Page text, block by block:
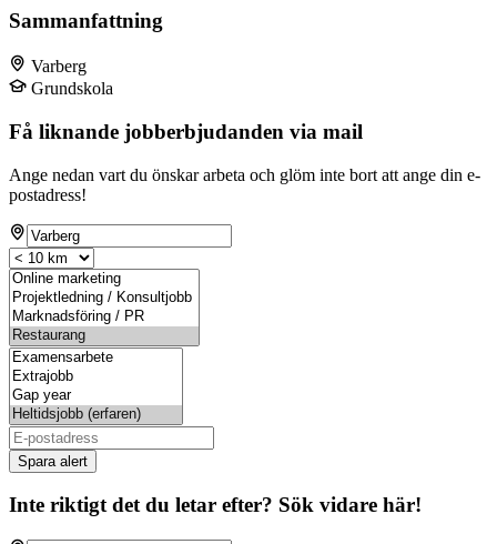
Sammanfattning
Varberg
Grundskola
Få liknande jobberbjudanden via mail
Ange nedan vart du önskar arbeta och glöm inte bort att ange din e-
postadress!
Spara alert
Inte riktigt det du letar efter? Sök vidare här!